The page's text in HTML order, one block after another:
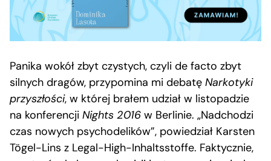
Panika wokół zbyt czystych, czyli de facto zbyt
silnych dragów, przypomina mi debatę Narkotyki
przyszłości, w której brałem udział w listopadzie
na konferencji Nights 2016 w Berlinie. „Nadchodzi
czas nowych psychodelików”, powiedział Karsten
Tögel-Lins z Legal-High-Inhaltsstoffe. Faktycznie,